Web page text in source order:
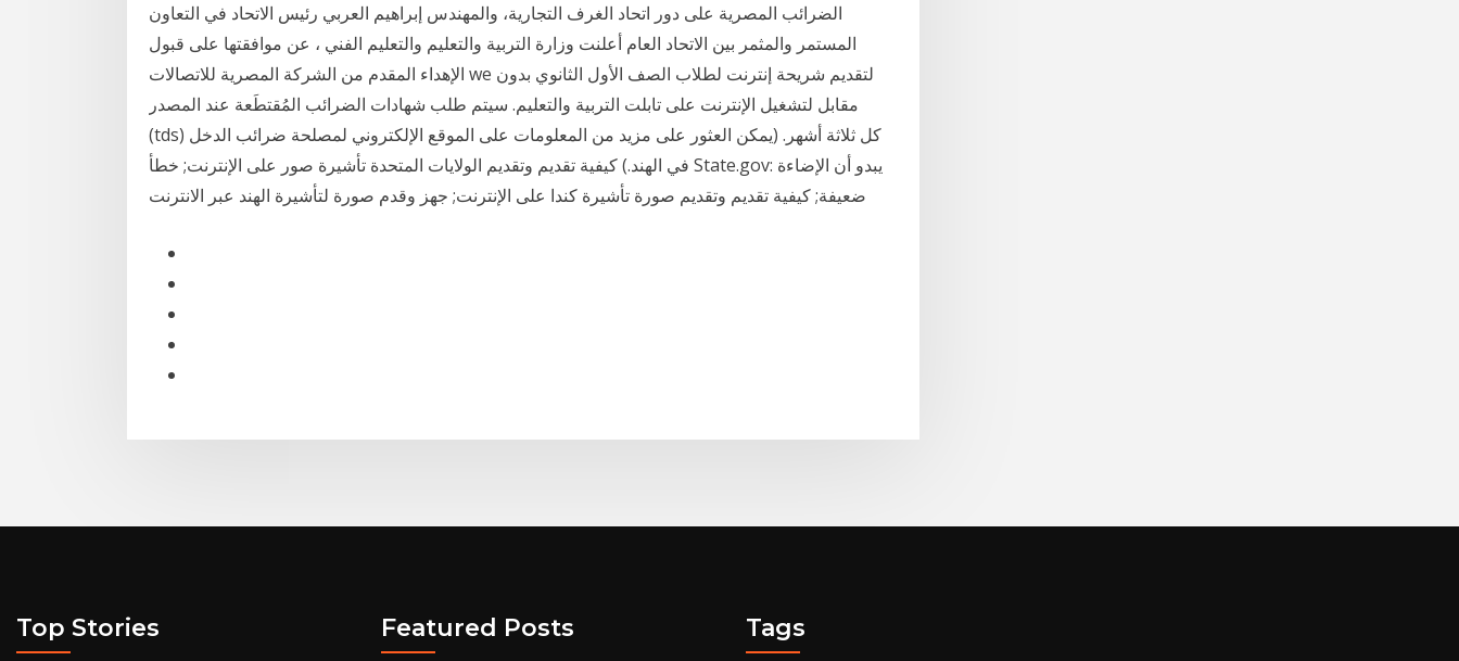
الضرائب المصرية على دور اتحاد الغرف التجارية، والمهندس إبراهيم العربي رئيس الاتحاد في التعاون
المستمر والمثمر بين الاتحاد العام أعلنت وزارة التربية والتعليم والتعليم الفني ، عن موافقتها على قبول
الإهداء المقدم من الشركة المصرية للاتصالات we لتقديم شريحة إنترنت لطلاب الصف الأول الثانوي بدون
مقابل لتشغيل الإنترنت على تابلت التربية والتعليم. سيتم طلب شهادات الضرائب المُقتطَعة عند المصدر
(tds) كل ثلاثة أشهر. (يمكن العثور على مزيد من المعلومات على الموقع الإلكتروني لمصلحة ضرائب الدخل
في الهند.) كيفية تقديم وتقديم الولايات المتحدة تأشيرة صور على الإنترنت; خطأ State.gov: يبدو أن الإضاءة
ضعيفة; كيفية تقديم وتقديم صورة تأشيرة كندا على الإنترنت; جهز وقدم صورة لتأشيرة الهند عبر الانترنت
Top Stories Featured Posts Tags